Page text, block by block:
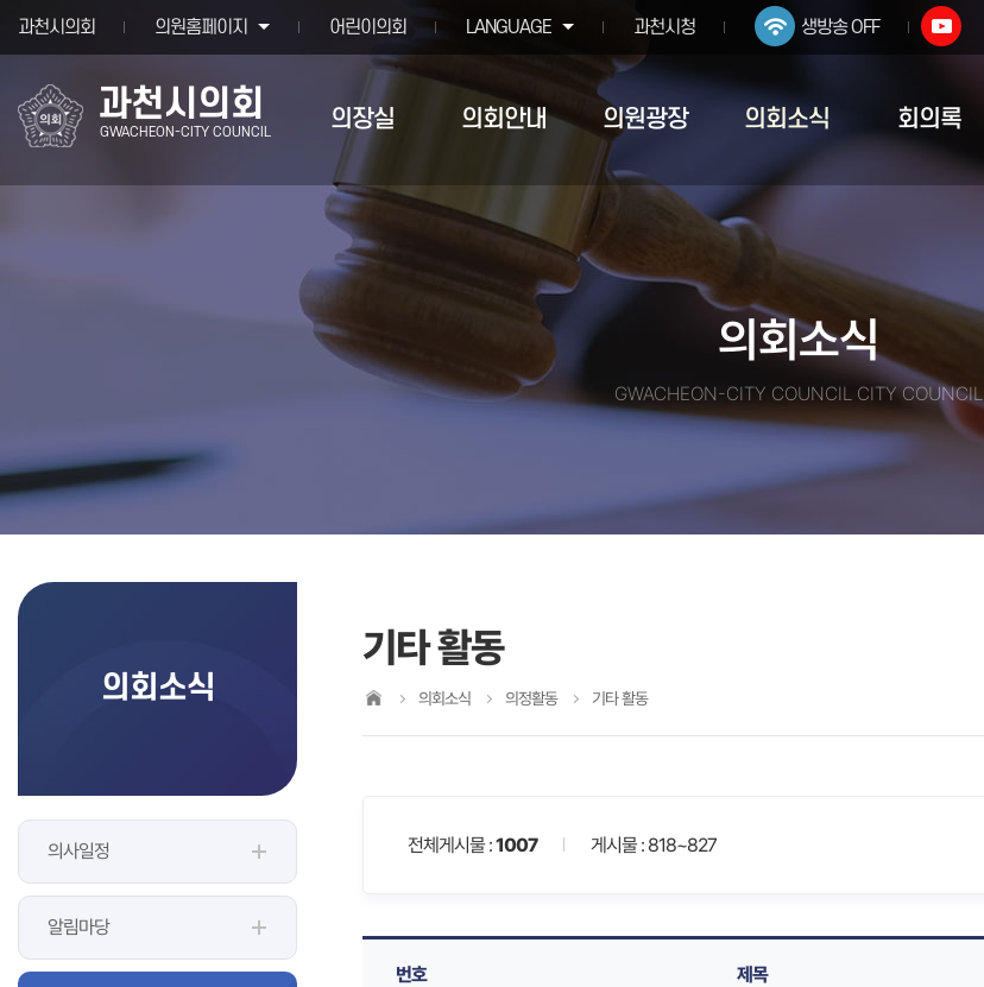
과천시의회 의원홈페이지 어린이의회 LANGUAGE 과천시청 생방송 OFF
과천시의회
GWACHEON-CITY COUNCIL 의장실 의회안내 의원광장 의회소식 회의록
의회소식
GWACHEON-CITY COUNCIL CITY COUNCIL
의회소식
의사일정
알림마당
기타 활동
의회소식 의정활동 기타 활동
전체게시물 :1007 게시물 : 818~827
번호 제목